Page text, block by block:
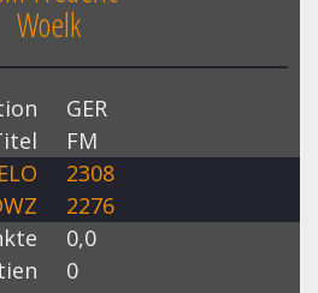
Woelk
GER
FM
ELO
2308
2276
0,0
0